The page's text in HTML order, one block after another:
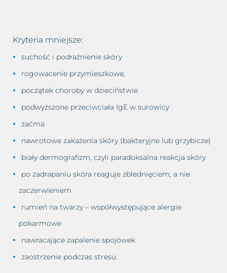
Kryteria mniejsze:
suchość i podrażnienie skóry
rogowacenie przymieszkowe,
początek choroby w dzieciństwie
podwyższone przeciwciała IgE w surowicy
zaćma
nawrotowe zakażenia skóry (bakteryjne lub grzybicze)
biały dermografizm, czyli paradoksalna reakcja skóry
po zadrapaniu skóra reaguje zblednięciem, a nie
zaczerwieniem
rumień na twarzy – współwystępujące alergie
pokarmowe
nawracające zapalenie spojówek
zaostrzenie podczas stresu.